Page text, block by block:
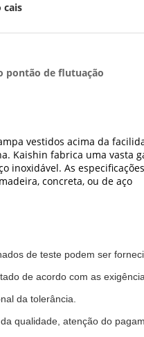
cais
pontão de flutuação
vestidos acima da
Kaishin fabrica uma vasta
As
concreta, ou de aço
de teste podem ser
de acordo com as
da tolerância.
qualidade, atenção do